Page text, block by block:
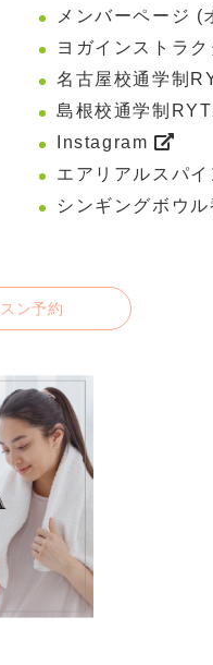
メンバーページ (
ヨガインストラ
名古屋校通学制
島根校通学制
Instagram
エアリアルスパ
シンギングボウ
ン予約